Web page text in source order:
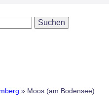
» Moos (am Bodensee)